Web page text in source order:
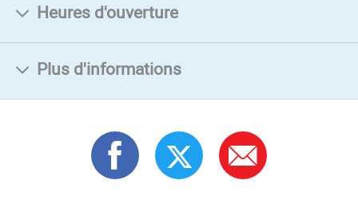
Heures d'ouverture
Plus d'informations